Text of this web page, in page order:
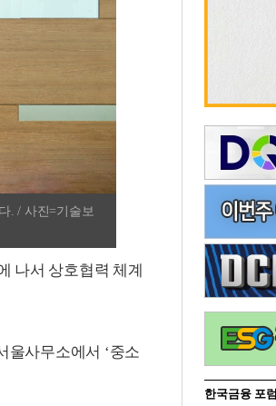
. / 사진=기술보
나서 상호협력 체계
울사무소에서 ‘중소
한국금융 포럼